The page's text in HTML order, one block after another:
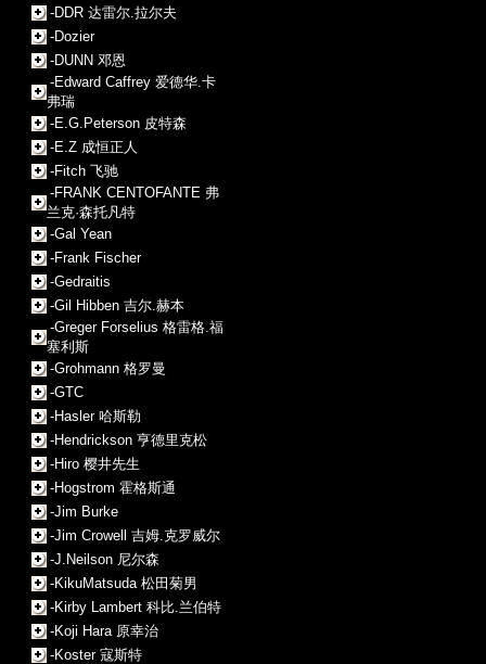
-DDR 达雷尔.拉尔夫
-Dozier
-DUNN 邓恩
-Edward Caffrey 爱德华.卡
弗瑞
-E.G.Peterson 皮特森
-E.Z 成恒正人
-Fitch 飞驰
-FRANK CENTOFANTE 弗
兰克·森托凡特
-Gal Yean
-Frank Fischer
-Gedraitis
-Gil Hibben 吉尔.赫本
-Greger Forselius 格雷格.福
塞利斯
-Grohmann 格罗曼
-GTC
-Hasler 哈斯勒
-Hendrickson 亨德里克松
-Hiro 樱井先生
-Hogstrom 霍格斯通
-Jim Burke
-Jim Crowell 吉姆.克罗威尔
-J.Neilson 尼尔森
-KikuMatsuda 松田菊男
-Kirby Lambert 科比.兰伯特
-Koji Hara 原幸治
-Koster 寇斯特